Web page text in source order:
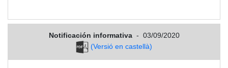
Notificación informativa - 03/09/2020
(Versió en castellà)